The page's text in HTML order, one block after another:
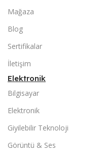
Mağaza
Blog
Sertifikalar
İletişim
Elektronik
Bilgisayar
Elektronik
Giyilebilir Teknoloji
Görüntü & Ses